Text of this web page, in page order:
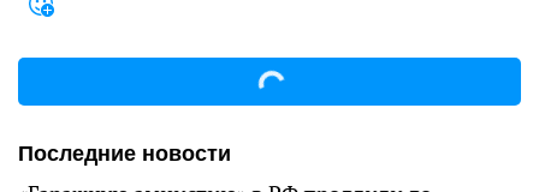
Последние новости